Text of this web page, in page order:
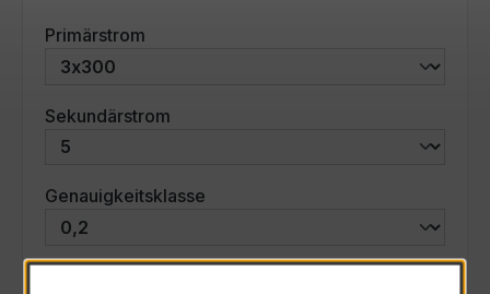
Primärstrom
Sekundärstrom
Genauigkeitsklasse